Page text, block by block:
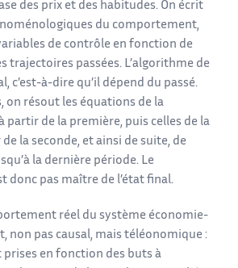
des prix et des habitudes. On écrit
du comportement,
de contrôle en fonction de
trajectoires passées. L’algorithme de
c’est-à-dire qu’il dépend du passé.
on résout les équations de la
partir de la première, puis celles de la
la seconde, et ainsi de suite, de
la dernière période. Le
donc pas maître de l’état final.
réel du système économie-
non pas causal, mais téléonomique :
prises en fonction des buts à